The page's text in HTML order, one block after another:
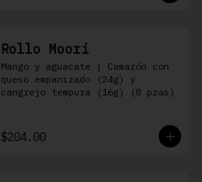
Rollo Moori
Mango y aguacate | Camarón con
queso empanizado (24g) y
cangrejo tempura (16g) (8 pzas)
$204.00